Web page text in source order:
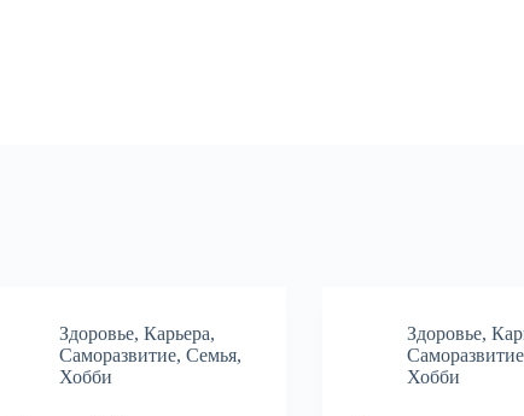
Здоровье,Карьера,
Саморазвитие,Семья,
Хобби
Здоровье,
Саморазвитие
Хобби